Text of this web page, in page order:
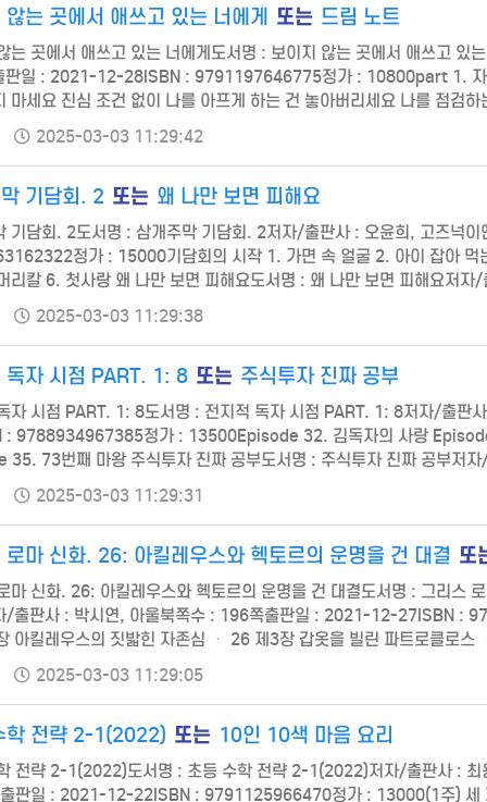
는 곳에서 애쓰고 있는 너에게 또는 드림 노트
는 곳에서 애쓰고 있는 너에게도서명 : 보이지 않는 곳에서 애쓰고
판일 : 2021-12-28ISBN : 9791197646775정가 : 10800part 1. 자
마세요 진심 조건 없이 나를 아프게 하는 건 놓아버리세요 나를 점검
게 신호 불안하세요? 기술보다 진심 주인공 메모 안목 티 결정 어떤
2025-03-03 11:29:42
기담회. 2 또는 왜 나만 보면 피해요
기담회. 2도서명 : 삼개주막 기담회. 2저자/출판사 : 오윤희, 고즈
정가 : 15000기담회의 시작 1. 가면 속 얼굴 2. 아이 잡아 먹
리칼 6. 첫사랑 왜 나만 보면 피해요도서명 : 왜 나만 보면 피해요저
27ISBN : 9791164632848정가 : 12000이 도서는 목차가 없습니
2025-03-03 11:29:38
독자 시점 PART. 1: 8 또는 주식투자 진짜 공부
자 시점 PART. 1: 8도서명 : 전지적 독자 시점 PART. 1: 8저자/출
: 9788934967385정가 : 13500Episode 32. 김독자의 사랑
35. 73번째 마왕 주식투자 진짜 공부도서명 : 주식투자 진짜 공부저
27ISBN : 9788955336269정가 : 17000추…
2025-03-03 11:29:31
로마 신화. 26: 아킬레우스와 헥토르의 운명을 건 대결 또
마 신화. 26: 아킬레우스와 헥토르의 운명을 건 대결도서명 : 그리스
/출판사 : 박시연, 아울북쪽수 : 196쪽출판일 : 2021-12-27ISBN :
아킬레우스의 짓밟힌 자존심 ㆍ 26 제3장 갑옷을 빌린 파트로클로
결 ㆍ 80 제6장 헥토르의 비참한 최후 ㆍ 94 제7장 무릎 꿇은 프리
2025-03-03 11:29:05
학 전략 2-1(2022) 또는 10인 10색 마음 요리
전략 2-1(2022)도서명 : 초등 수학 전략 2-1(2022)저자/출판사 : 최
판일 : 2021-12-22ISBN : 9791125966470정가 : 13000(1주) 세